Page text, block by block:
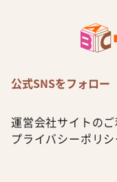
公式SNSをフォロー
運営会社サイトの
プライバシーポリシ